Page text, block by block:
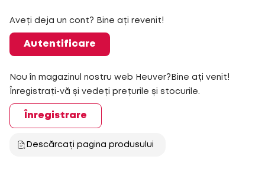
Aveți deja un cont? Bine ați revenit!
Autentificare
Nou în magazinul nostru web Heuver?Bine ați venit!
Înregistrați-vă și vedeți prețurile și stocurile.
Înregistrare
Descărcați pagina produsului